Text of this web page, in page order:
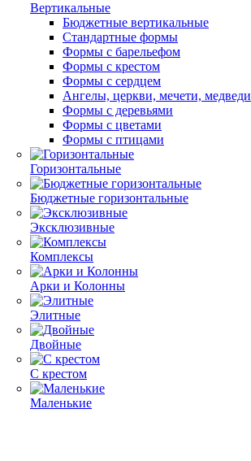
Вертикальные
Бюджетные вертикальные
Стандартные формы
Формы с барельефом
Формы с крестом
Формы с сердцем
Ангелы, церкви, мечети, медведи
Формы с деревьями
Формы с цветами
Формы с птицами
Горизонтальные
Бюджетные горизонтальные
Эксклюзивные
Комплексы
Арки и Колонны
Элитные
Двойные
С крестом
Маленькие